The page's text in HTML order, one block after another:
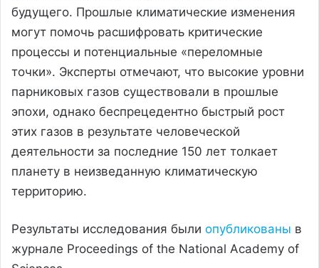
будущего. Прошлые климатические изменения
могут помочь расшифровать критические
процессы и потенциальные «переломные
точки». Эксперты отмечают, что высокие уровни
парниковых газов существовали в прошлые
эпохи, однако беспрецедентно быстрый рост
этих газов в результате человеческой
деятельности за последние 150 лет толкает
планету в неизведанную климатическую
территорию.
Результаты исследования были опубликованы в
журнале Proceedings of the National Academy of